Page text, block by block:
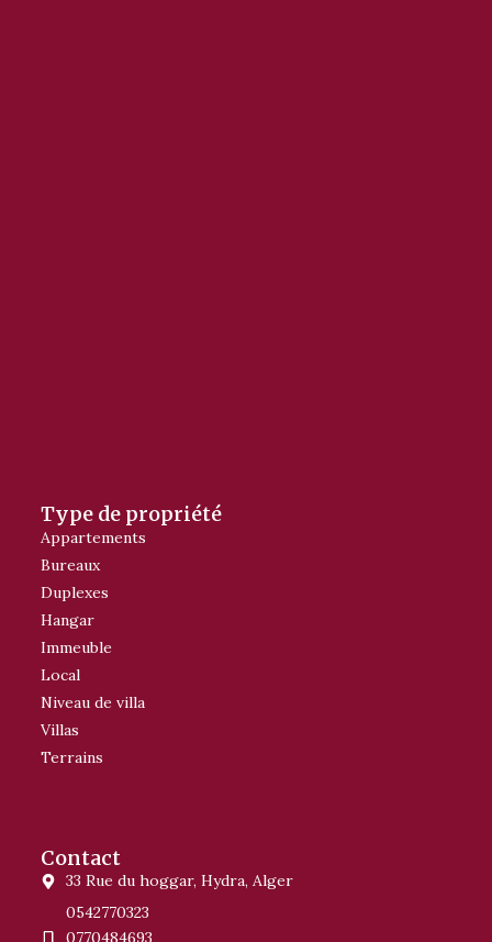
Type de propriété
Appartements
Bureaux
Duplexes
Hangar
Immeuble
Local
Niveau de villa
Villas
Terrains
Contact
33 Rue du hoggar, Hydra, Alger
0542770323
0770484693